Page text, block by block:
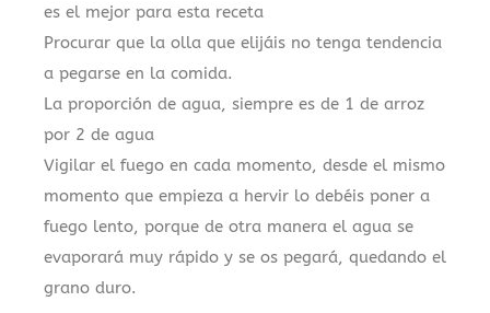
es el mejor para esta receta
Procurar que la olla que elijáis no tenga tendencia
a pegarse en la comida.
La proporción de agua, siempre es de 1 de arroz
por 2 de agua
Vigilar el fuego en cada momento, desde el mismo
momento que empieza a hervir lo debéis poner a
fuego lento, porque de otra manera el agua se
evaporará muy rápido y se os pegará, quedando el
grano duro.